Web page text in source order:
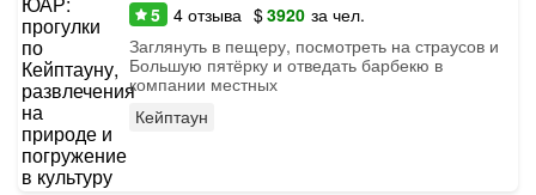
5 4 отзыва $3920 за чел.
Заглянуть в пещеру, посмотреть на страусов и
Большую пятёрку и отведать барбекю в
компании местных
Кейптаун